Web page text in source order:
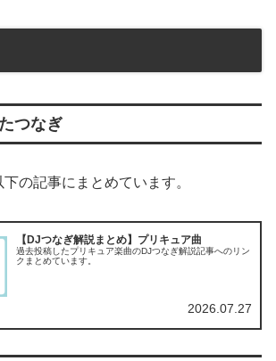
つなぎ
の記事にまとめています。
【DJつなぎ解説まとめ】プリキュア曲
過去投稿したプリキュア楽曲のDJつなぎ解説記事へのリン
クまとめています。
2026.07.27